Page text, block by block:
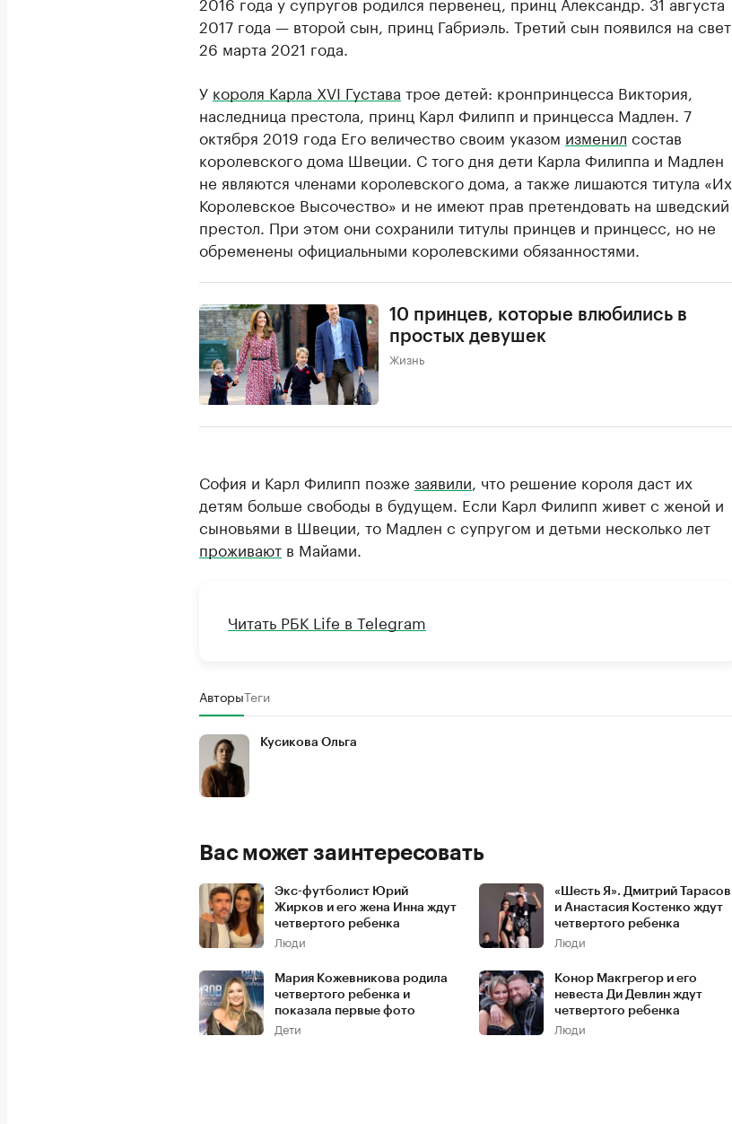
2017 года — второй сын, принц Габриэль. Третий сын появился на свет
26 марта 2021 года.
У короля Карла XVI Густава трое детей: кронпринцесса Виктория,
наследница престола, принц Карл Филипп и принцесса Мадлен. 7
октября 2019 года Его величество своим указом изменил состав
королевского дома Швеции. С того дня дети Карла Филиппа и Мадлен
не являются членами королевского дома, а также лишаются титула «Их
Королевское Высочество» и не имеют прав претендовать на шведский
престол. При этом они сохранили титулы принцев и принцесс, но не
обременены официальными королевскими обязанностями.
10 принцев, которые влюбились в
простых девушек
Жизнь
София и Карл Филипп позже заявили , что решение короля даст их
детям больше свободы в будущем. Если Карл Филипп живет с женой и
сыновьями в Швеции, то Мадлен с супругом и детьми несколько лет
проживают в Майами.
Читать РБК Life в Telegram
АвторыТеги
Кусикова Ольга
Вас может заинтересовать
Экс-футболист Юрий
Жирков и его жена Инна ждут
четвертого ребенка
Люди
«Шесть Я». Дмитрий Тарасов
и Анастасия Костенко ждут
четвертого ребенка
Люди
Мария Кожевникова родила
четвертого ребенка и
показала первые фото
Дети
Конор Макгрегор и его
невеста Ди Девлин ждут
четвертого ребенка
Люди